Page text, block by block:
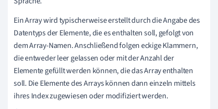
Ein Array wird typischerweise erstellt durch die Angabe des
Datentyps der Elemente, die es enthalten soll, gefolgt von
dem Array-Namen. Anschließend folgen eckige Klammern,
die entweder leer gelassen oder mit der Anzahl der
Elemente gefüllt werden können, die das Array enthalten
soll. Die Elemente des Arrays können dann einzeln mittels
ihres Index zugewiesen oder modifiziert werden.